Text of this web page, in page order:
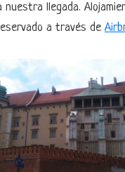
nuestra llegada.
a través de